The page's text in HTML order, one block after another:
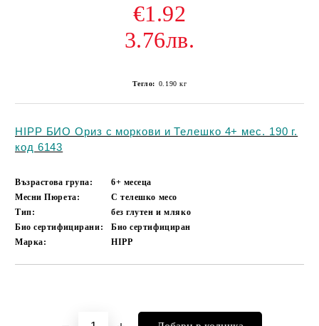
€1.92
3.76лв.
Тегло: 0.190 кг
HIPP БИО Ориз с моркови и Телешко 4+ мес. 190 г.
код 6143
Възрастова група:
6+ месеца
Месни Пюрета:
С телешко месо
Тип:
без глутен и мляко
Био сертифицирани:
Био сертифициран
Марка:
HIPP